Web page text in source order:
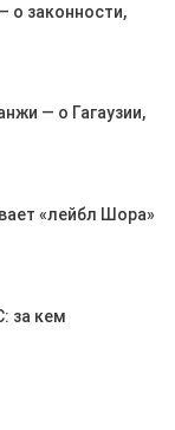
законности,
— о Гагаузии,
«лейбл Шора»
за кем